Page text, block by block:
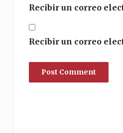
Recibir un correo
Recibir un correo